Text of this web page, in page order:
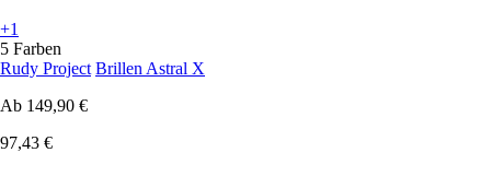
+1
5 Farben
Rudy Project Brillen Astral X
Ab 149,90 €
97,43 €